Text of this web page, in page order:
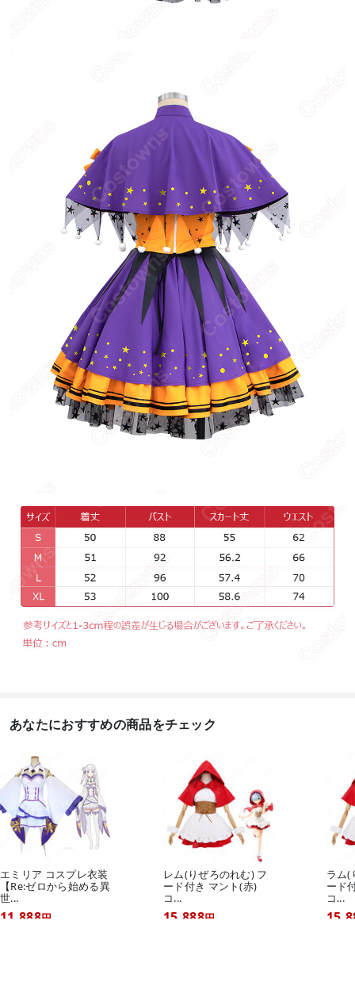
あなたにおすすめの商品をチェック
エミリア コスプレ衣装
【Re:ゼロから始める異
世...
11,888円
レム(りぜろのれむ) フ
ード付き マント(赤)
コ...
15,888円
ラム(
ード
コ...